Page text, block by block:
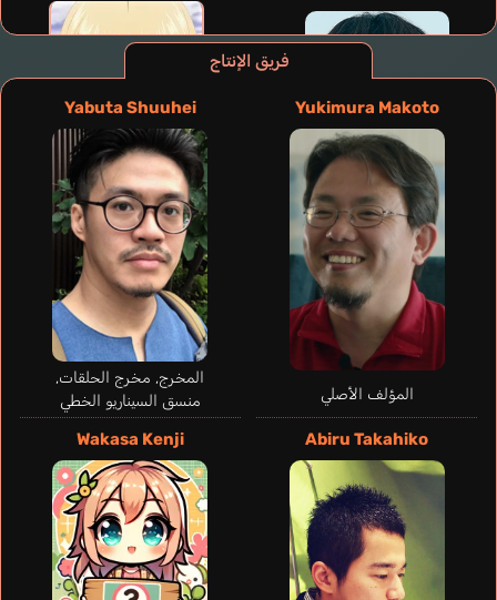
فريق الإنتاج
Yukimura Makoto
المؤلف الأصلي
Yabuta Shuuhei
المخرج, مخرج الحلقات,
منسق السيناريو الخطي
Abiru Takahiko
Wakasa Kenji
Gama
برتغالي
Grelle Jessie
James
إنجليزي
Baehr Patrick
ألماني
إسباني
Thorfinn
Uemura Yuuto
Ishigami Shizuka